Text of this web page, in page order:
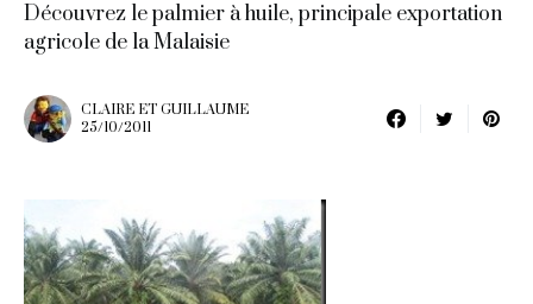
Découvrez le palmier à huile, principale exportation
agricole de la Malaisie
CLAIRE ET GUILLAUME
25/10/2011